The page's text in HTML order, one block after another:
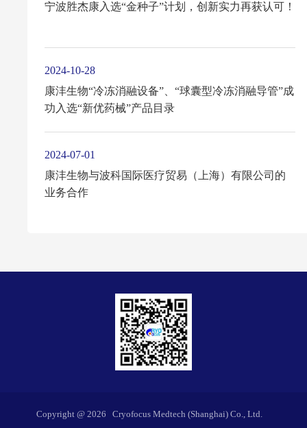
宁波胜杰康入选“金种子”计划，创新实力再获认可！
2024-10-28
康沣生物“冷冻消融设备”、“球囊型冷冻消融导管”成
功入选“新优药械”产品目录
2024-07-01
康沣生物与波科国际医疗贸易（上海）有限公司的
业务合作
Copyright @ 2026 Cryofocus Medtech (Shanghai) Co., Ltd.